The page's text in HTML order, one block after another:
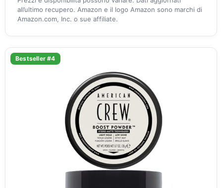
all’ultimo recupero. Amazon e il logo Amazon sono marchi di
Amazon.com, Inc. o sue affiliate.
Bestseller #4